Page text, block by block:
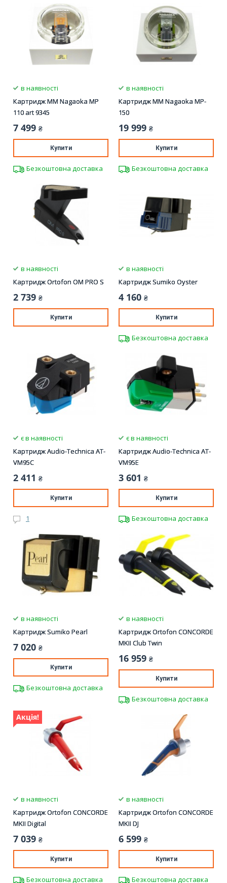
в наявності
Картридж ММ Nagaoka MP
110 art 9345
7 499 ₴
Купити
Безкоштовна доставка
в наявності
Картридж ММ Nagaoka MP-
150
19 999 ₴
Купити
Безкоштовна доставка
в наявності
Картридж Ortofon OM PRO S
2 739 ₴
Купити
в наявності
Картридж Sumiko Oyster
4 160 ₴
Купити
Безкоштовна доставка
є в наявності
Картридж Audio-Technica AT-
VM95C
2 411 ₴
Купити
1
є в наявності
Картридж Audio-Technica AT-
VM95E
3 601 ₴
Купити
Безкоштовна доставка
в наявності
Картридж Sumiko Pearl
7 020 ₴
Купити
Безкоштовна доставка
в наявності
Картридж Ortofon CONCORDE
MKII Club Twin
16 959 ₴
Купити
Безкоштовна доставка
Акція!
в наявності
Картридж Ortofon CONCORDE
MKII Digital
7 039 ₴
Купити
Безкоштовна доставка
в наявності
Картридж Ortofon CONCORDE
MKII DJ
6 599 ₴
Купити
Безкоштовна доставка